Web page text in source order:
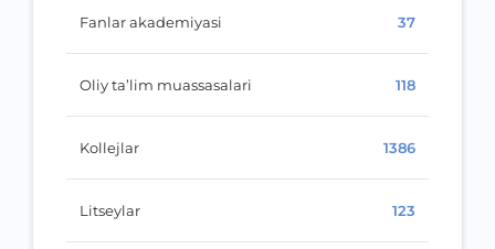
Fanlar akademiyasi 37
Oliy ta’lim muassasalari 118
Kollejlar 1386
Litseylar 123